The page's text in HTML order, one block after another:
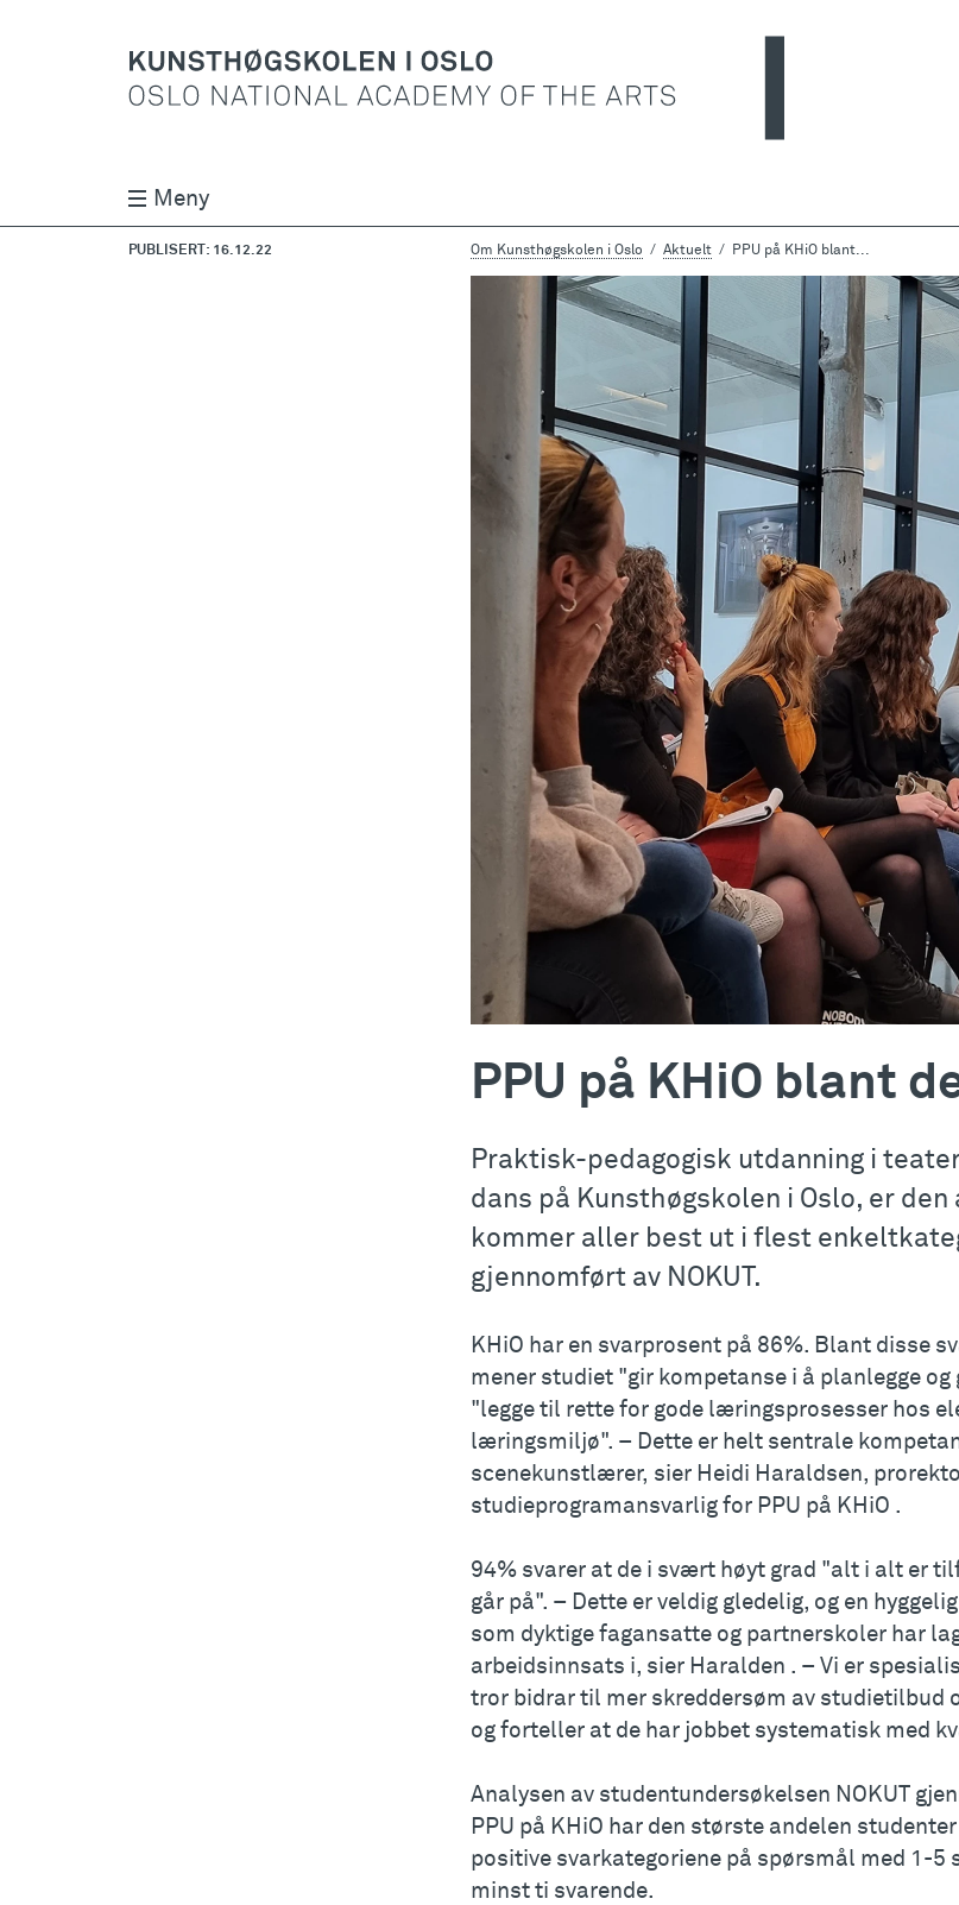
Meny
PUBLISERT: 16.12.22 Om Kunsthøgskolen i Oslo Aktuelt PPU på KHiO blant...
PPU på KHiO blant
Praktisk-pedagogisk utdanning i
dans på Kunsthøgskolen i Oslo, er
kommer aller best ut i flest
gjennomført av NOKUT.
KHiO har en svarprosent på 86%. Blant disse
mener studiet "gir kompetanse i å planlegge
"legge til rette for gode læringsprosesser hos
læringsmiljø". – Dette er helt sentrale
scenekunstlærer, sier Heidi Haraldsen,
studieprogramansvarlig for PPU på KHiO .
94% svarer at de i svært høyt grad "alt i alt er
går på". – Dette er veldig gledelig, og en
som dyktige fagansatte og partnerskoler har
arbeidsinnsats i, sier Haralden . – Vi er
tror bidrar til mer skreddersøm av studietilbud
og forteller at de har jobbet systematisk med
Analysen av studentundersøkelsen NOKUT
PPU på KHiO har den største andelen
positive svarkategoriene på spørsmål med 1-5
minst ti svarende.